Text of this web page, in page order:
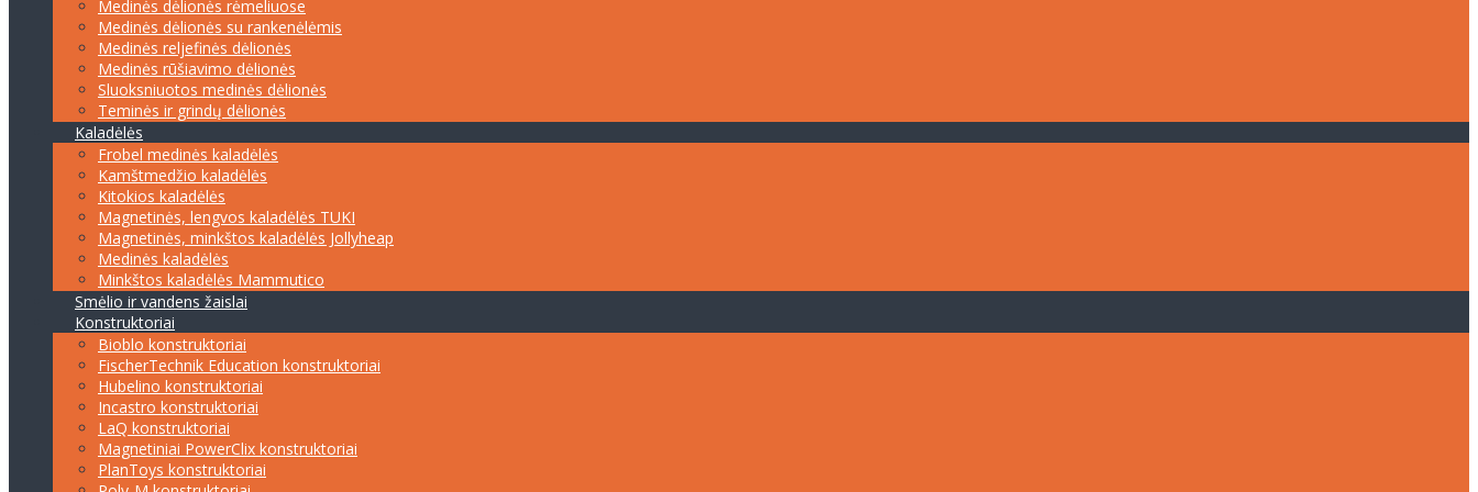
Medinės dėlionės rėmeliuose
Medinės dėlionės su rankenėlėmis
Medinės reljefinės dėlionės
Medinės rūšiavimo dėlionės
Sluoksniuotos medinės dėlionės
Teminės ir grindų dėlionės
Kaladėlės
Frobel medinės kaladėlės
Kamštmedžio kaladėlės
Kitokios kaladėlės
Magnetinės, lengvos kaladėlės TUKI
Magnetinės, minkštos kaladėlės Jollyheap
Medinės kaladėlės
Minkštos kaladėlės Mammutico
Smėlio ir vandens žaislai
Konstruktoriai
Bioblo konstruktoriai
FischerTechnik Education konstruktoriai
Hubelino konstruktoriai
Incastro konstruktoriai
LaQ konstruktoriai
Magnetiniai PowerClix konstruktoriai
PlanToys konstruktoriai